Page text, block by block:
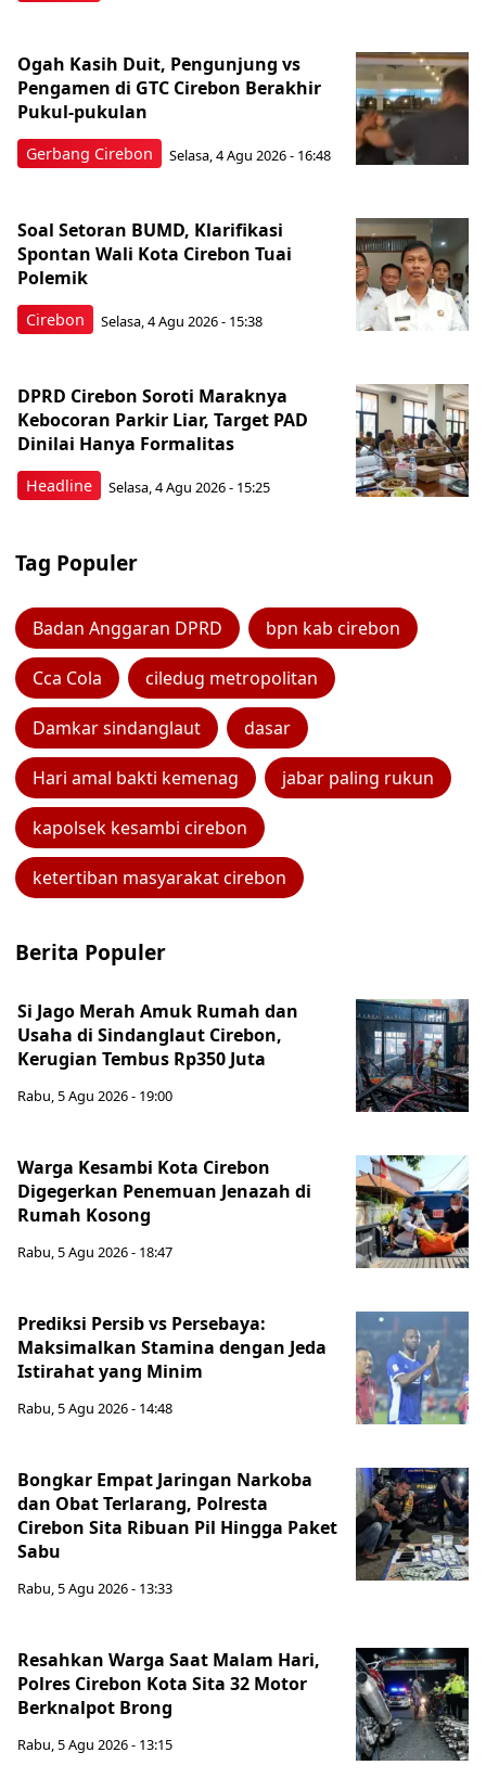
Gerbang Cirebon
Ogah Kasih Duit, Pengunjung vs
Pengamen di GTC Cirebon Berakhir
Pukul-pukulan
Selasa, 4 Agu 2026 - 16:48
Cirebon
Soal Setoran BUMD, Klarifikasi
Spontan Wali Kota Cirebon Tuai
Polemik
Selasa, 4 Agu 2026 - 15:38
Headline
DPRD Cirebon Soroti Maraknya
Kebocoran Parkir Liar, Target PAD
Dinilai Hanya Formalitas
Selasa, 4 Agu 2026 - 15:25
Tag Populer
Badan Anggaran DPRD bpn kab cirebon
Cca Cola ciledug metropolitan
Damkar sindanglaut dasar
Hari amal bakti kemenag jabar paling rukun
kapolsek kesambi cirebon
ketertiban masyarakat cirebon
Berita Populer
Si Jago Merah Amuk Rumah dan
Usaha di Sindanglaut Cirebon,
Kerugian Tembus Rp350 Juta
Rabu, 5 Agu 2026 - 19:00
Warga Kesambi Kota Cirebon
Digegerkan Penemuan Jenazah di
Rumah Kosong
Rabu, 5 Agu 2026 - 18:47
Prediksi Persib vs Persebaya:
Maksimalkan Stamina dengan Jeda
Istirahat yang Minim
Rabu, 5 Agu 2026 - 14:48
Bongkar Empat Jaringan Narkoba
dan Obat Terlarang, Polresta
Cirebon Sita Ribuan Pil Hingga Paket
Sabu
Rabu, 5 Agu 2026 - 13:33
Resahkan Warga Saat Malam Hari,
Polres Cirebon Kota Sita 32 Motor
Berknalpot Brong
Rabu, 5 Agu 2026 - 13:15